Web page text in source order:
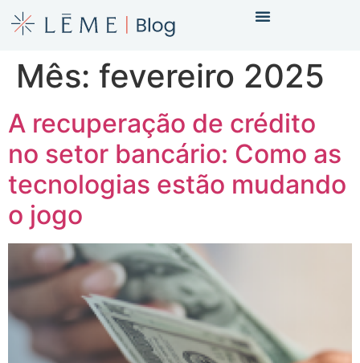
Mês: fevereiro 2025
A recuperação de crédito
no setor bancário: Como as
tecnologias estão mudando
o jogo